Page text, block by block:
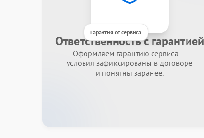
Гарантия от сервиса
Ответственность с гарантией
Оформляем гарантию сервиса —
условия зафиксированы в договоре
и понятны заранее.